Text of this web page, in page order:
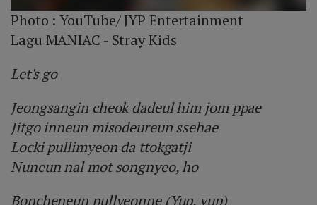
Photo :YouTube/ JYP Entertainment
Lagu MANIAC - Stray Kids
Let's go
Jeongsangin cheok dadeul him jom ppae
Jitgo inneun misodeureun ssehae
Locki pullimyeon da ttokgatji
Nuneun nal mot songnyeo, ho
Boncheneun pullyeonne (Yup, yup)